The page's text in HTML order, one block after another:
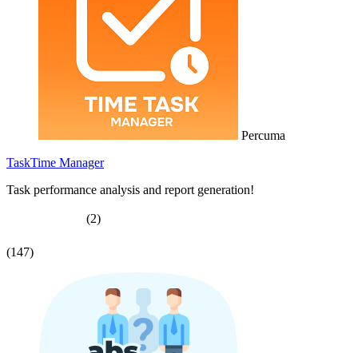
Percuma
TaskTime Manager
Task performance analysis and report generation!
(2)
(147)